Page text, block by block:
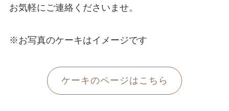
お気軽にご連絡くださいませ。
※お写真のケーキはイメージです
ケーキのページはこちら